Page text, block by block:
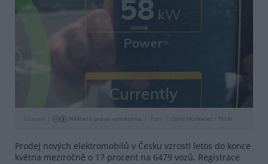
Licence | Některá práva vyhrazena Foto | Chris Hunkeler Flickr
Prodej nových elektromobilů v Česku vzrostl letos do konce
května meziročně o 17 procent na 6479 vozů. Registrace